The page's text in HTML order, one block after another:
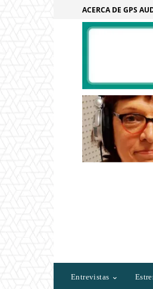
ACERCA DE GPS
Entrevistas